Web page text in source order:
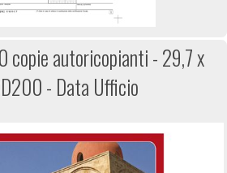
copie autoricopianti - 29,7 x
- Data Ufficio